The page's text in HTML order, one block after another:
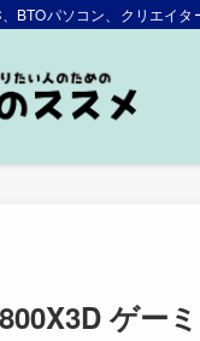
BTOパソコン、クリエイ
ゲー